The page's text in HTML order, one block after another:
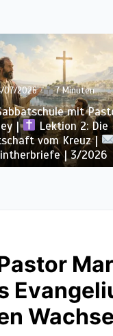
06/2026 8 Minuten
mit
|
Lektion 1: Der
Paulus in Korinth |
| 3/2026